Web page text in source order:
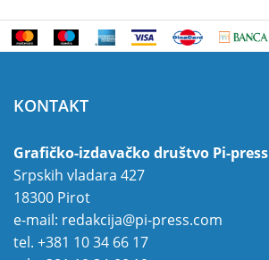
KONTAKT
Grafičko-izdavačko društvo Pi-press
Srpskih vladara 427
18300 Pirot
e-mail: redakcija@pi-press.com
tel. +381 10 34 66 17